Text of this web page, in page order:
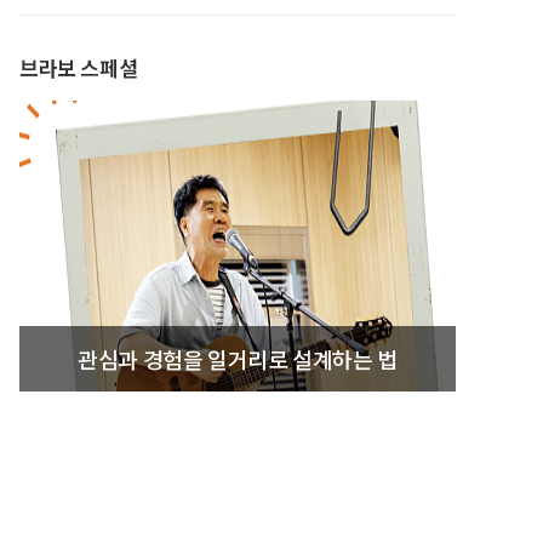
브라보 스페셜
관심과 경험을 일거리로 설계하는 법